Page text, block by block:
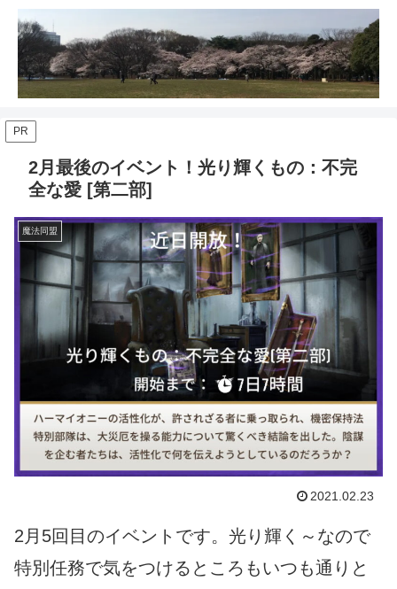
PR
2月最後のイベント！光り輝くもの：不完
全な愛 [第二部]
魔法同盟
2021.02.23
2月5回目のイベントです。光り輝く～なので
特別任務で気をつけるところもいつも通りと